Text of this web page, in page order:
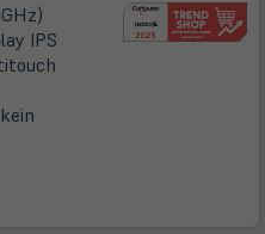
Tab)
IPS